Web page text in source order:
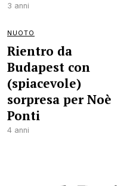
3 anni
NUOTO
Rientro da
Budapest con
(spiacevole)
sorpresa per Noè
Ponti
4 anni